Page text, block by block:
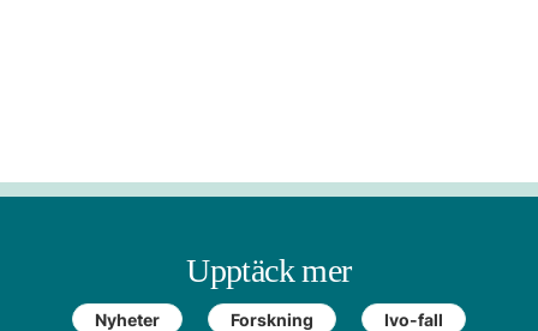
Upptäck mer
Nyheter Forskning Ivo-fall